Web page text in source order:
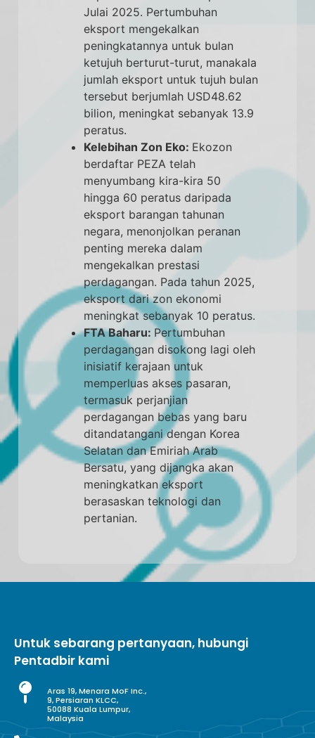
Julai 2025. Pertumbuhan
eksport mengekalkan
peningkatannya untuk bulan
ketujuh berturut-turut, manakala
jumlah eksport untuk tujuh bulan
tersebut berjumlah USD48.62
bilion, meningkat sebanyak 13.9
peratus.
Kelebihan Zon Eko: Ekozon
berdaftar PEZA telah
menyumbang kira-kira 50
hingga 60 peratus daripada
eksport barangan tahunan
negara, menonjolkan peranan
penting mereka dalam
mengekalkan prestasi
perdagangan. Pada tahun 2025,
eksport dari zon ekonomi
meningkat sebanyak 10 peratus.
FTA Baharu: Pertumbuhan
perdagangan disokong lagi oleh
inisiatif kerajaan untuk
memperluas akses pasaran,
termasuk perjanjian
perdagangan bebas yang baru
ditandatangani dengan Korea
Selatan dan Emiriah Arab
Bersatu, yang dijangka akan
meningkatkan eksport
berasaskan teknologi dan
pertanian.
Untuk sebarang pertanyaan, hubungi
Pentadbir kami
Aras 19, Menara MoF Inc.,
9, Persiaran KLCC,
50088 Kuala Lumpur,
Malaysia